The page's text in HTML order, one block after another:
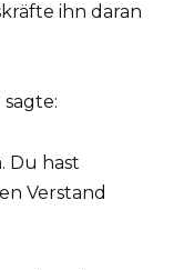
ihn daran
Du hast
Verstand